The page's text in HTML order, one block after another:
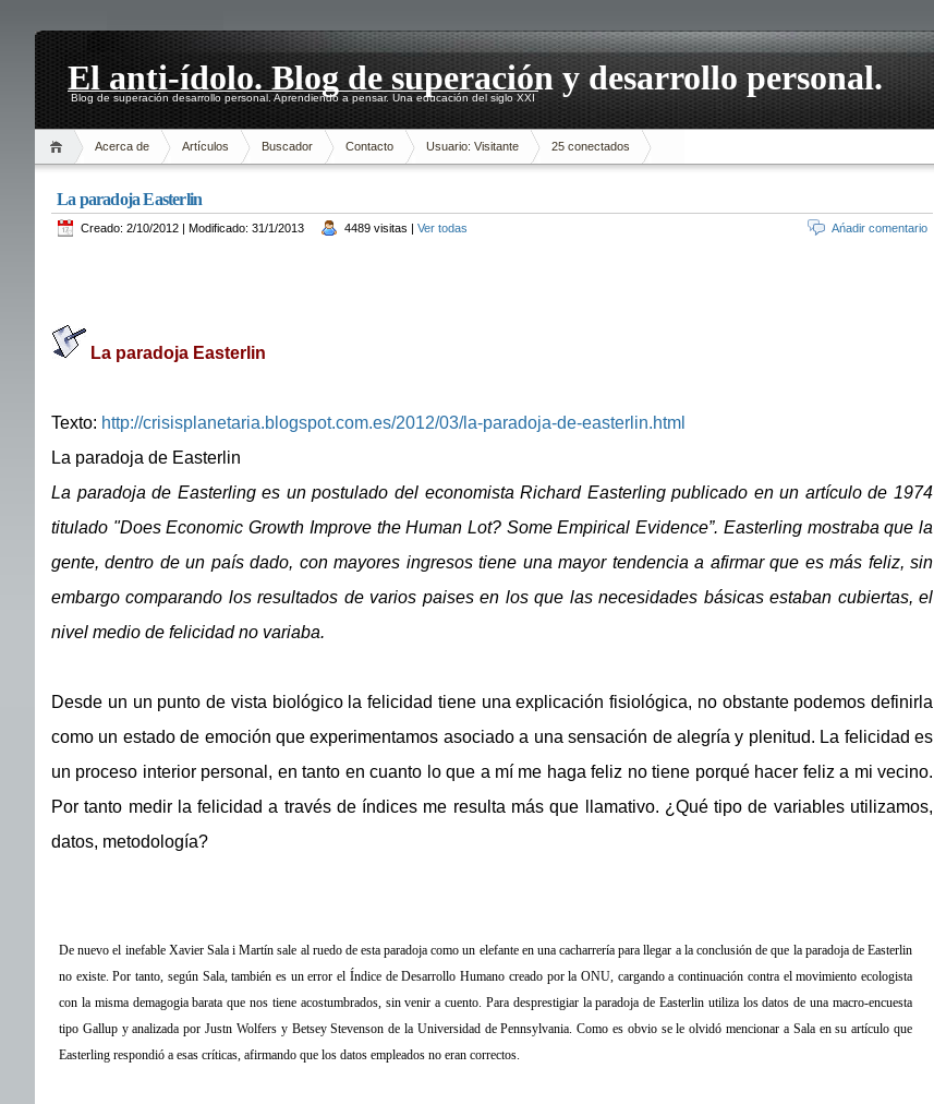
El anti-ídolo. Blog de superación y desarrollo personal.
Blog de superación desarrollo personal. Aprendiendo a pensar. Una educación del siglo XXI
Acerca de Artículos Buscador Contacto Usuario: Visitante 25 conectados
La paradoja Easterlin
Creado: 2/10/2012 | Modificado: 31/1/2013 4489 visitas | Ver todas Ańadir comentario
La paradoja Easterlin
Texto: http://crisisplanetaria.blogspot.com.es/2012/03/la-paradoja-de-easterlin.html
La paradoja de Easterlin
La paradoja de Easterling es un postulado del economista Richard Easterling publicado en un artículo de 1974
titulado "Does Economic Growth Improve the Human Lot? Some Empirical Evidence”. Easterling mostraba que la
gente, dentro de un país dado, con mayores ingresos tiene una mayor tendencia a afirmar que es más feliz, sin
embargo comparando los resultados de varios paises en los que las necesidades básicas estaban cubiertas, el
nivel medio de felicidad no variaba.
Desde un un punto de vista biológico la felicidad tiene una explicación fisiológica, no obstante podemos definirla
como un estado de emoción que experimentamos asociado a una sensación de alegría y plenitud. La felicidad es
un proceso interior personal, en tanto en cuanto lo que a mí me haga feliz no tiene porqué hacer feliz a mi vecino.
Por tanto medir la felicidad a través de índices me resulta más que llamativo. ¿Qué tipo de variables utilizamos,
datos, metodología?
De nuevo el inefable Xavier Sala i Martín sale al ruedo de esta paradoja como un elefante en una cacharrería para llegar a la conclusión de que la paradoja de Easterlin
no existe. Por tanto, según Sala, también es un error el Índice de Desarrollo Humano creado por la ONU, cargando a continuación contra el movimiento ecologista
con la misma demagogia barata que nos tiene acostumbrados, sin venir a cuento. Para desprestigiar la paradoja de Easterlin utiliza los datos de una macro-encuesta
tipo Gallup y analizada por Justn Wolfers y Betsey Stevenson de la Universidad de Pennsylvania. Como es obvio se le olvidó mencionar a Sala en su artículo que
Easterling respondió a esas críticas, afirmando que los datos empleados no eran correctos.